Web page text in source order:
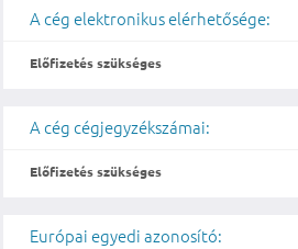
A cég elektronikus elérhetősége:
Előfizetés szükséges
A cég cégjegyzékszámai:
Előfizetés szükséges
Európai egyedi azonosító: